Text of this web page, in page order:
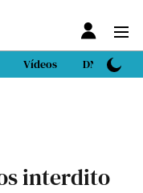
Vídeos DN Sport
interdito